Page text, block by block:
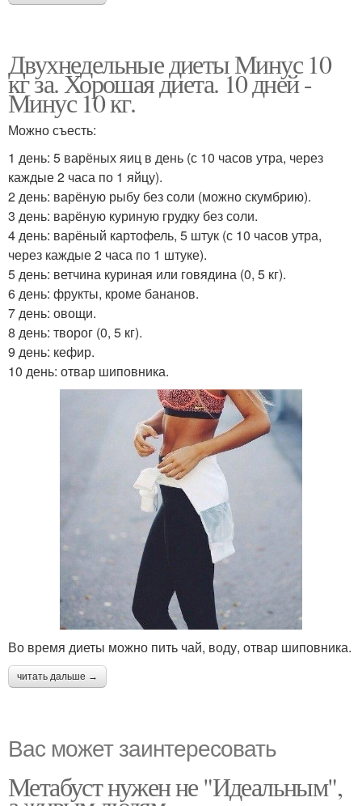
Двухнедельные диеты Минус 10
кг за. Хорошая диета. 10 дней -
Минус 10 кг.
Можно съесть:
1 день: 5 варёных яиц в день (с 10 часов утра, через
каждые 2 часа по 1 яйцу).
2 день: варёную рыбу без соли (можно скумбрию).
3 день: варёную куриную грудку без соли.
4 день: варёный картофель, 5 штук (с 10 часов утра,
через каждые 2 часа по 1 штуке).
5 день: ветчина куриная или говядина (0, 5 кг).
6 день: фрукты, кроме бананов.
7 день: овощи.
8 день: творог (0, 5 кг).
9 день: кефир.
10 день: отвар шиповника.
Во время диеты можно пить чай, воду, отвар шиповника.
читать дальше →
Вас может заинтересовать
Метабуст нужен не "Идеальным",